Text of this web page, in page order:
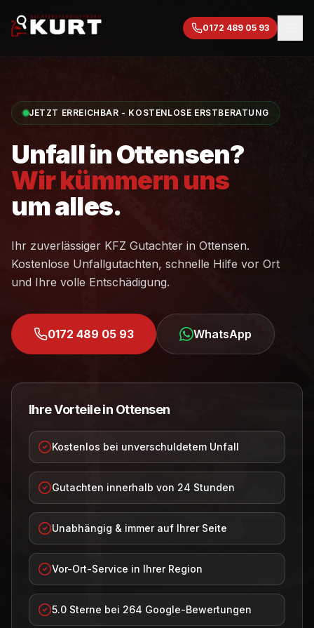
0172 489 05 93
JETZT ERREICHBAR - KOSTENLOSE ERSTBERATUNG
Unfall inOttensen?
Wir kümmern uns
um alles.
Ihr zuverlässiger KFZ Gutachter in Ottensen.
Kostenlose Unfallgutachten, schnelle Hilfe vor Ort
und Ihre volle Entschädigung.
0172 489 05 93 WhatsApp
Ihre Vorteile in Ottensen
Kostenlos bei unverschuldetem Unfall
Gutachten innerhalb von 24 Stunden
Unabhängig & immer auf Ihrer Seite
Vor-Ort-Service in Ihrer Region
5.0 Sterne bei 264 Google-Bewertungen